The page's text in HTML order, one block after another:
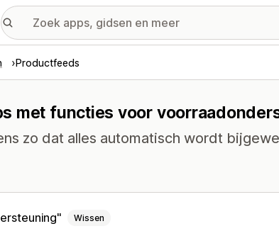
Productfeeds
met functies voor
zo dat alles automatisch wordt
Wissen